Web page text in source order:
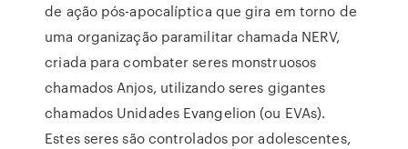
de ação pós-apocalíptica que gira em torno de
uma organização paramilitar chamada NERV,
criada para combater seres monstruosos
chamados Anjos, utilizando seres gigantes
chamados Unidades Evangelion (ou EVAs).
Estes seres são controlados por adolescentes,